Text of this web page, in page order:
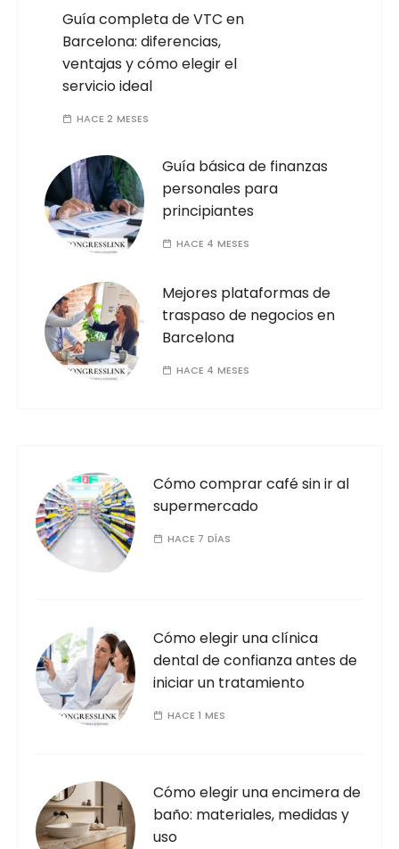
Guía completa de VTC en
Barcelona: diferencias,
ventajas y cómo elegir el
servicio ideal
HACE 2 MESES
Guía básica de finanzas
personales para
principiantes
HACE 4 MESES
Mejores plataformas de
traspaso de negocios en
Barcelona
HACE 4 MESES
Cómo comprar café sin ir al
supermercado
HACE 7 DÍAS
Cómo elegir una clínica
dental de confianza antes de
iniciar un tratamiento
HACE 1 MES
Cómo elegir una encimera de
baño: materiales, medidas y
uso